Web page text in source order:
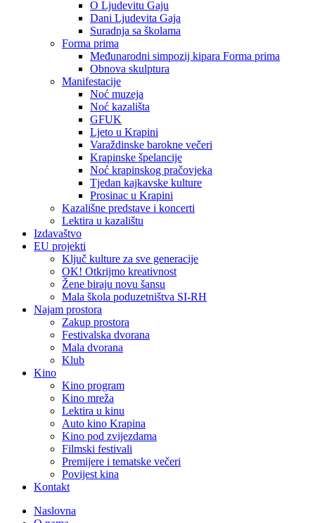
O Ljudevitu Gaju
Dani Ljudevita Gaja
Suradnja sa školama
Forma prima
Međunarodni simpozij kipara Forma prima
Obnova skulptura
Manifestacije
Noć muzeja
Noć kazališta
GFUK
Ljeto u Krapini
Varaždinske barokne večeri
Krapinske špelancije
Noć krapinskog pračovjeka
Tjedan kajkavske kulture
Prosinac u Krapini
Kazališne predstave i koncerti
Lektira u kazalištu
Izdavaštvo
EU projekti
Ključ kulture za sve generacije
OK! Otkrijmo kreativnost
Žene biraju novu šansu
Mala škola poduzetništva SI-RH
Najam prostora
Zakup prostora
Festivalska dvorana
Mala dvorana
Klub
Kino
Kino program
Kino mreža
Lektira u kinu
Auto kino Krapina
Kino pod zvijezdama
Filmski festivali
Premijere i tematske večeri
Povijest kina
Kontakt
Naslovna